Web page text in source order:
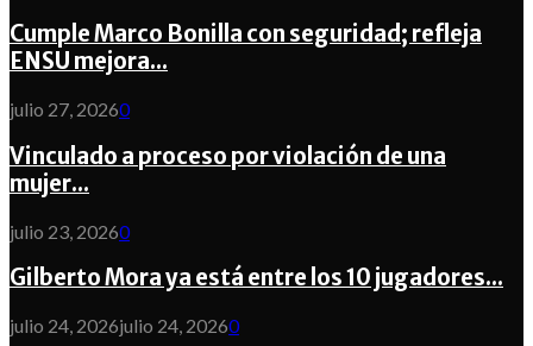
Cumple Marco Bonilla con seguridad; refleja
ENSU mejora...
julio 27, 20260
Vinculado a proceso por violación de una
mujer...
julio 23, 20260
Gilberto Mora ya está entre los 10 jugadores...
julio 24, 2026julio 24, 20260